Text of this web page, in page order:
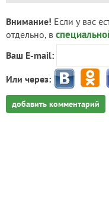
Внимание! Если у вас
отдельно, в
Ваш E-mail:
Или через:
добавить комментарий